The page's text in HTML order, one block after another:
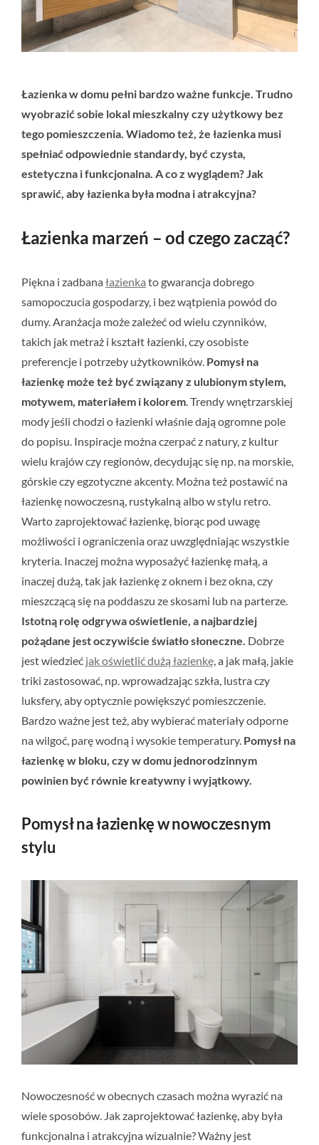
Łazienka w domu pełni bardzo ważne funkcje. Trudno
wyobrazić sobie lokal mieszkalny czy użytkowy bez
tego pomieszczenia. Wiadomo też, że łazienka musi
spełniać odpowiednie standardy, być czysta,
estetyczna i funkcjonalna. A co z wyglądem? Jak
sprawić, aby łazienka była modna i atrakcyjna?
Łazienka marzeń – od czego zacząć?
Piękna i zadbanałazienka to gwarancja dobrego
samopoczucia gospodarzy, i bez wątpienia powód do
dumy. Aranżacja może zależeć od wielu czynników,
takich jak metraż i kształt łazienki, czy osobiste
preferencje i potrzeby użytkowników. Pomysł na
łazienkę może też być związany z ulubionym stylem,
motywem, materiałem i kolorem. Trendy wnętrzarskiej
mody jeśli chodzi o łazienki właśnie dają ogromne pole
do popisu. Inspiracje można czerpać z natury, z kultur
wielu krajów czy regionów, decydując się np. na morskie,
górskie czy egzotyczne akcenty. Można też postawić na
łazienkę nowoczesną, rustykalną albo w stylu retro.
Warto zaprojektować łazienkę, biorąc pod uwagę
możliwości i ograniczenia oraz uwzględniając wszystkie
kryteria. Inaczej można wyposażyć łazienkę małą, a
inaczej dużą, tak jak łazienkę z oknem i bez okna, czy
mieszczącą się na poddaszu ze skosami lub na parterze.
Istotną rolę odgrywa oświetlenie, a najbardziej
pożądane jest oczywiście światło słoneczne. Dobrze
jest wiedzieć jak oświetlić dużą łazienkę, a jak małą, jakie
triki zastosować, np. wprowadzając szkła, lustra czy
luksfery, aby optycznie powiększyć pomieszczenie.
Bardzo ważne jest też, aby wybierać materiały odporne
na wilgoć, parę wodną i wysokie temperatury. Pomysł na
łazienkę w bloku, czy w domu jednorodzinnym
powinien być równie kreatywny i wyjątkowy.
Pomysł na łazienkę w nowoczesnym
stylu
Nowoczesność w obecnych czasach można wyrazić na
wiele sposobów. Jak zaprojektować łazienkę, aby była
funkcjonalna i atrakcyjna wizualnie? Ważny jest